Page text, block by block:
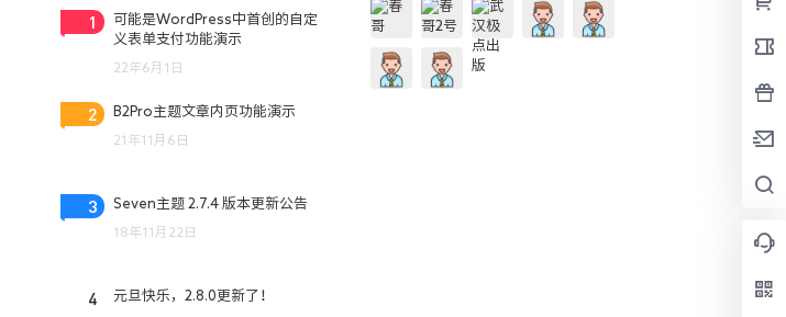
1
可能是WordPress中首创的自定
义表单支付功能演示
22年6月1日
2 B2Pro主题文章内页功能演示
21年11月6日
3 Seven主题 2.7.4 版本更新公告
18年11月22日
4 元旦快乐，2.8.0更新了！